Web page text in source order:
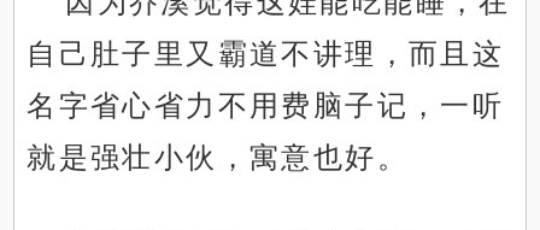
自己肚子里又霸道不讲理，而且这
名字省心省力不用费脑子记，一听
就是强壮小伙，寓意也好。